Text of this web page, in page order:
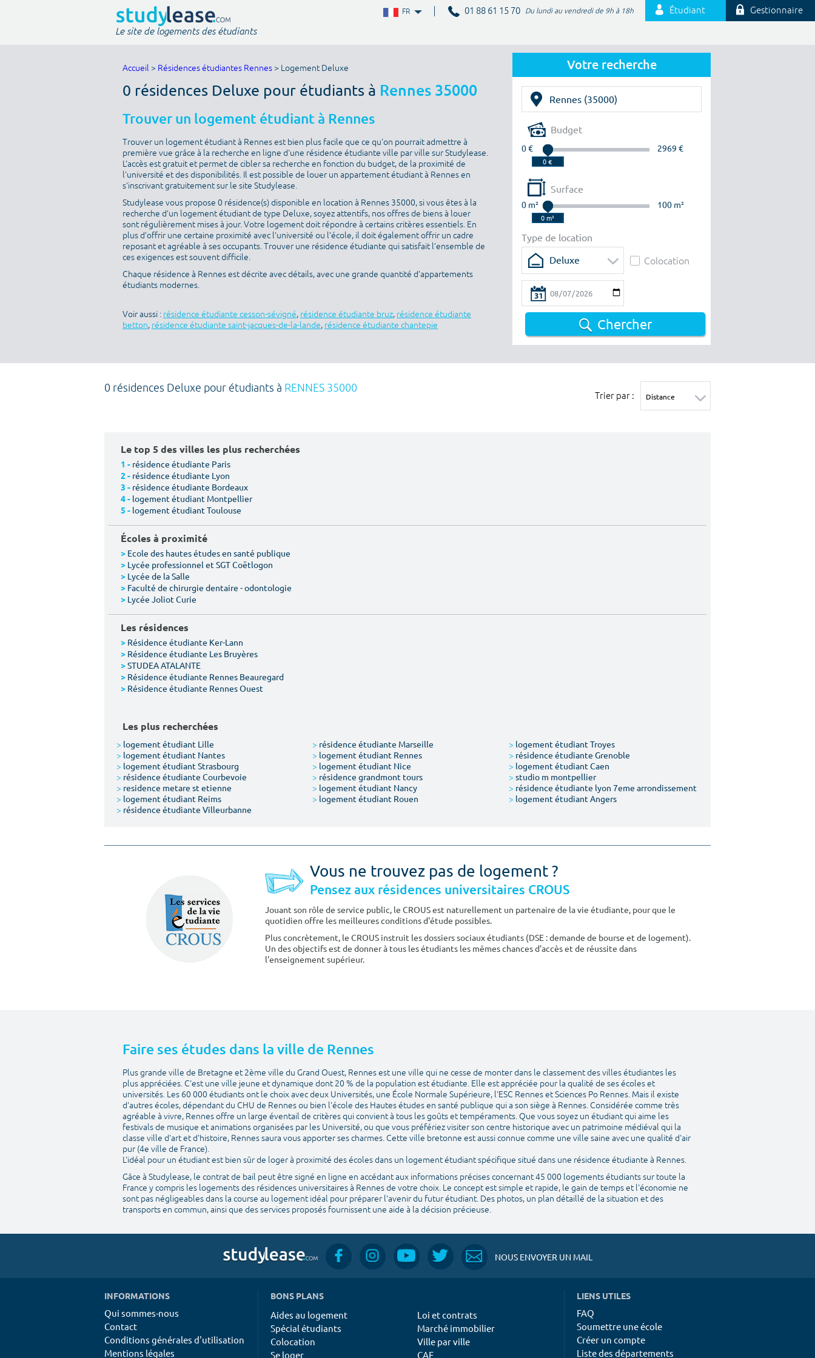
FR 01 88 61 15 70 Du lundi au vendredi de 9h à 18h Étudiant Gestionnaire
Le site de logements des étudiants
Votre recherche
Budget
0 € 2969 €
Surface
0 m² 100 m²
Type de location
Deluxe
Colocation
Chercher
Accueil > Résidences étudiantes Rennes > Logement Deluxe
0 résidences Deluxe pour étudiants à Rennes 35000
Trouver un logement étudiant à Rennes
Trouver un logement étudiant à Rennes est bien plus facile que ce qu'on pourrait admettre à
première vue grâce à la recherche en ligne d'une résidence étudiante ville par ville sur Studylease.
L'accès est gratuit et permet de cibler sa recherche en fonction du budget, de la proximité de
l'université et des disponibilités. Il est possible de louer un appartement étudiant à Rennes en
s'inscrivant gratuitement sur le site Studylease.
Studylease vous propose 0 résidence(s) disponible en location à Rennes 35000, si vous êtes à la
recherche d’un logement étudiant de type Deluxe, soyez attentifs, nos offres de biens à louer
sont régulièrement mises à jour. Votre logement doit répondre à certains critères essentiels. En
plus d’offrir une certaine proximité avec l’université ou l’école, il doit également offrir un cadre
reposant et agréable à ses occupants. Trouver une résidence étudiante qui satisfait l’ensemble de
ces exigences est souvent difficile.
Chaque résidence à Rennes est décrite avec détails, avec une grande quantité d’appartements
étudiants modernes.
Voir aussi : résidence étudiante cesson-sévigné, résidence étudiante bruz, résidence étudiante
betton, résidence étudiante saint-jacques-de-la-lande, résidence étudiante chantepie
0 résidences Deluxe pour étudiants à RENNES 35000
Trier par :
Le top 5 des villes les plus recherchées
1 - résidence étudiante Paris
2 - résidence étudiante Lyon
3 - résidence étudiante Bordeaux
4 - logement étudiant Montpellier
5 - logement étudiant Toulouse
Écoles à proximité
> Ecole des hautes études en santé publique
> Lycée professionnel et SGT Coëtlogon
> Lycée de la Salle
> Faculté de chirurgie dentaire - odontologie
> Lycée Joliot Curie
Les résidences
> Résidence étudiante Ker-Lann
> Résidence étudiante Les Bruyères
>STUDEA ATALANTE
> Résidence étudiante Rennes Beauregard
> Résidence étudiante Rennes Ouest
Les plus recherchées
> logement étudiant Lille > résidence étudiante Marseille > logement étudiant Troyes
> logement étudiant Nantes > logement étudiant Rennes > résidence étudiante Grenoble
> logement étudiant Strasbourg > logement étudiant Nice > logement étudiant Caen
> résidence étudiante Courbevoie > résidence grandmont tours > studio m montpellier
> residence metare st etienne > logement étudiant Nancy > résidence étudiante lyon 7eme arrondissement
> logement étudiant Reims > logement étudiant Rouen > logement étudiant Angers
> résidence étudiante Villeurbanne
Vous ne trouvez pas de logement ?
Pensez aux résidences universitaires CROUS
Jouant son rôle de service public, le CROUS est naturellement un partenaire de la vie étudiante, pour que le
quotidien offre les meilleures conditions d'étude possibles.
Plus concrètement, le CROUS instruit les dossiers sociaux étudiants (DSE : demande de bourse et de logement).
Un des objectifs est de donner à tous les étudiants les mêmes chances d'accès et de réussite dans
l'enseignement supérieur.
Faire ses études dans la ville de Rennes
Plus grande ville de Bretagne et 2ème ville du Grand Ouest, Rennes est une ville qui ne cesse de monter dans le classement des villes étudiantes les
plus appréciées. C'est une ville jeune et dynamique dont 20 % de la population est étudiante. Elle est appréciée pour la qualité de ses écoles et
universités. Les 60 000 étudiants ont le choix avec deux Universités, une École Normale Supérieure, l'ESC Rennes et Sciences Po Rennes. Mais il existe
d'autres écoles, dépendant du CHU de Rennes ou bien l'école des Hautes études en santé publique qui a son siège à Rennes. Considérée comme très
agréable à vivre, Rennes offre un large éventail de critères qui convient à tous les goûts et tempéraments. Que vous soyez un étudiant qui aime les
festivals de musique et animations organisées par les Université, ou que vous préfériez visiter son centre historique avec un patrimoine médiéval qui la
classe ville d'art et d'histoire, Rennes saura vous apporter ses charmes. Cette ville bretonne est aussi connue comme une ville saine avec une qualité d'air
pur (4e ville de France).
L'idéal pour un étudiant est bien sûr de loger à proximité des écoles dans un logement étudiant spécifique situé dans une résidence étudiante à Rennes.
Gâce à Studylease, le contrat de bail peut être signé en ligne en accédant aux informations précises concernant 45 000 logements étudiants sur toute la
France y compris les logements des résidences universitaires à Rennes de votre choix. Le concept est simple et rapide, le gain de temps et l'économie ne
sont pas négligeables dans la course au logement idéal pour préparer l'avenir du futur étudiant. Des photos, un plan détaillé de la situation et des
transports en commun, ainsi que des services proposés fournissent une aide à la décision précieuse.
NOUS ENVOYER UN MAIL
INFORMATIONS
Qui sommes-nous
Contact
Conditions générales d'utilisation
Mentions légales
BONS PLANS
Aides au logement
Spécial étudiants
Colocation
Se loger
Loi et contrats
Marché immobilier
Ville par ville
CAF
LIENS UTILES
FAQ
Soumettre une école
Créer un compte
Liste des départements